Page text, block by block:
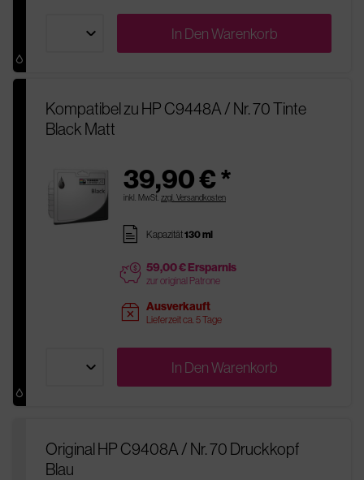
In DenWarenkorb
Kompatibel zu HP C9448A / Nr. 70 Tinte
Black Matt
39,90 € *
inkl. MwSt. zzgl. Versandkosten
pages Kapazität130 ml
price 59,00 € Ersparnis
zur original Patrone
sold Ausverkauft
Lieferzeit ca. 5 Tage
In DenWarenkorb
Original HP C9408A / Nr. 70 Druckkopf
Blau